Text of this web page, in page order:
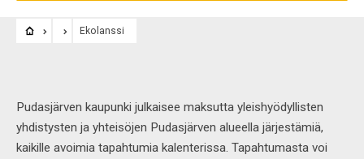
Ekolanssi
Pudasjärven kaupunki julkaisee maksutta yleishyödyllisten
yhdistysten ja yhteisöjen Pudasjärven alueella järjestämiä,
kaikille avoimia tapahtumia kalenterissa. Tapahtumasta voi